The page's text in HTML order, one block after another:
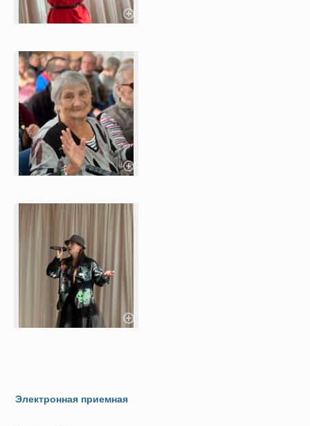
Электронная приемная